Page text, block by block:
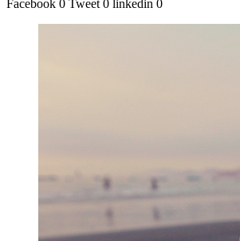
Facebook 0 Tweet 0 linkedin 0